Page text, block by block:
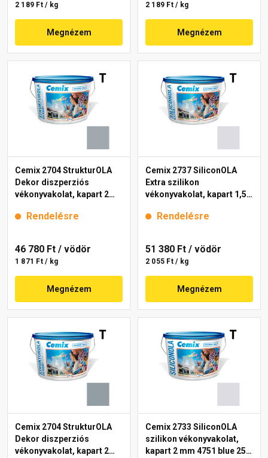
2 189 Ft / kg
Megnézem
2 189 Ft / kg
Megnézem
Cemix 2704 StrukturOLA
Dekor diszperziós
vékonyvakolat, kapart 2
Rendelésre
46 780 Ft / vödör
1 871 Ft / kg
Megnézem
Cemix 2737 SiliconOLA
Extra szilikon
vékonyvakolat, kapart 1,5
Rendelésre
51 380 Ft / vödör
2 055 Ft / kg
Megnézem
Cemix 2704 StrukturOLA
Dekor diszperziós
vékonyvakolat, kapart 2
Cemix 2733 SiliconOLA
szilikon vékonyvakolat,
kapart 2 mm 4751 blue 25